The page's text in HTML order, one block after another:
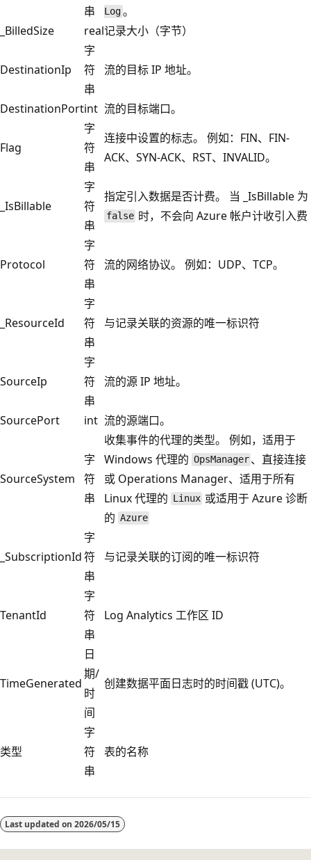
串
Log。
_BilledSize
real记录大小（字节）
DestinationIp
字
符
串
流的目标 IP 地址。
DestinationPortint 流的目标端口。
Flag
字
符
串
连接中设置的标志。 例如：FIN、FIN-
ACK、SYN-ACK、RST、INVALID。
_IsBillable
字
符
串
指定引入数据是否计费。 当 _IsBillable 为
false 时，不会向 Azure 帐户计收引入费
Protocol
字
符
串
流的网络协议。 例如：UDP、TCP。
_ResourceId
字
符
串
与记录关联的资源的唯一标识符
SourceIp
字
符
串
流的源 IP 地址。
SourcePort int 流的源端口。
SourceSystem
字
符
串
收集事件的代理的类型。 例如，适用于
Windows 代理的 OpsManager 、直接连接
或 Operations Manager、适用于所有
Linux 代理的 Linux 或适用于 Azure 诊断
的 Azure
_SubscriptionId
字
符
串
与记录关联的订阅的唯一标识符
TenantId
字
符
串
Log Analytics 工作区 ID
TimeGenerated
日
期/
时
间
创建数据平面日志时的时间戳 (UTC)。
类型
字
符
串
表的名称
模
式
Last updated on 2026/05/15